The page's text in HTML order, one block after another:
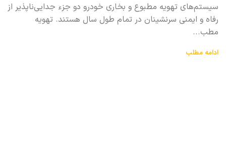
سیستم‌های تهویه مطبوع و بخاری خودرو دو جزء جدایی‌ناپذیر از
رفاه و ایمنی سرنشینان در تمام طول سال هستند. تهویه
مطب...
ادامه مطلب